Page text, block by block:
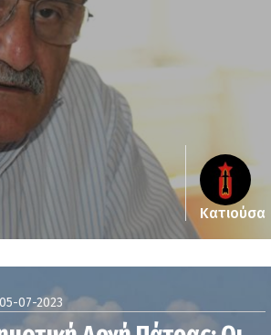
Κατιούσα
05-07-2023